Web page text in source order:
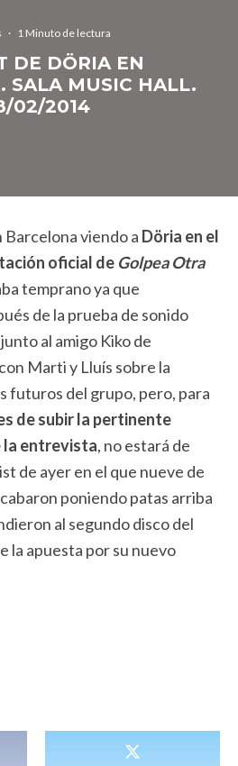
· 1 Minuto de lectura
DE DÖRIA EN
SALA MUSIC HALL.
02/2014
viendo a Döria en el
oficial de Golpea Otra
temprano ya que
de la prueba de sonido
al amigo Kiko de
Marti y Lluís sobre la
futuros del grupo, pero, para
de subir la pertinente
la entrevista, no estará de
de ayer en el que nueve de
poniendo patas arriba
al segundo disco del
la apuesta por su nuevo